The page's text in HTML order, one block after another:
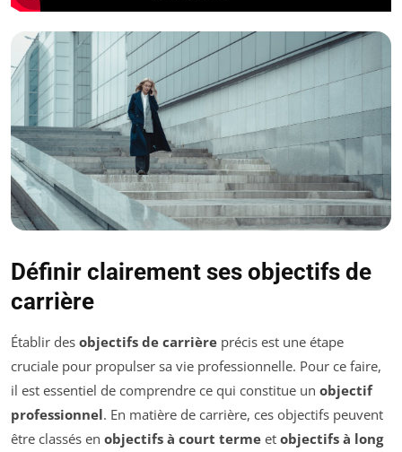
Définir clairement ses objectifs de
carrière
Établir des objectifs de carrière précis est une étape
cruciale pour propulser sa vie professionnelle. Pour ce faire,
il est essentiel de comprendre ce qui constitue un objectif
professionnel. En matière de carrière, ces objectifs peuvent
être classés en objectifs à court terme et objectifs à long